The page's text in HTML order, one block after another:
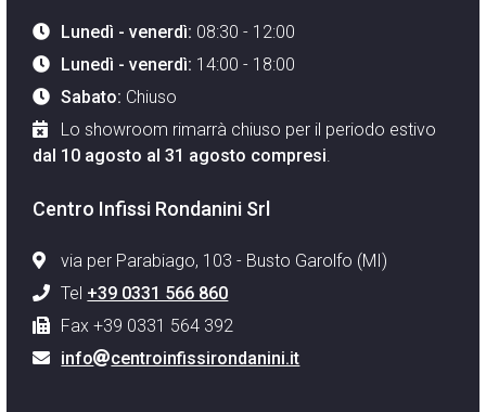
Lunedì - venerdì: 08:30 - 12:00
Lunedì - venerdì: 14:00 - 18:00
Sabato: Chiuso
Lo showroom rimarrà chiuso per il periodo estivo
dal 10 agosto al 31 agosto compresi
Centro Infissi Rondanini Srl
via per Parabiago, 103 - Busto Garolfo (MI)
Tel +39 0331 566 860
Fax +39 0331 564 392
info
centroinfissirondanini.it